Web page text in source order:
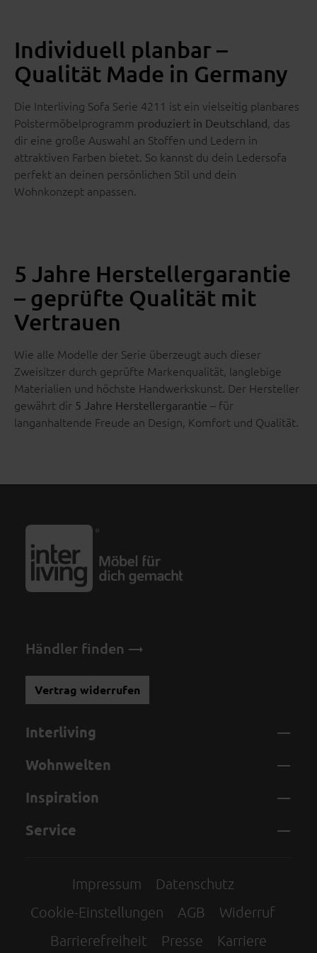
Individuell planbar –
Qualität Made in Germany
Die Interliving Sofa Serie 4211 ist ein vielseitig planbares
Polstermöbelprogramm produziert in Deutschland, das
dir eine große Auswahl an Stoffen und Ledern in
attraktiven Farben bietet. So kannst du dein Ledersofa
perfekt an deinen persönlichen Stil und dein
Wohnkonzept anpassen.
5 Jahre Herstellergarantie
– geprüfte Qualität mit
Vertrauen
Wie alle Modelle der Serie überzeugt auch dieser
Zweisitzer durch geprüfte Markenqualität, langlebige
Materialien und höchste Handwerkskunst. Der Hersteller
gewährt dir 5 Jahre Herstellergarantie – für
langanhaltende Freude an Design, Komfort und Qualität.
Händler finden
Vertrag widerrufen
Interliving
Wohnwelten
Inspiration
Service
Impressum
Datenschutz
Cookie-Einstellungen
AGB
Widerruf
Barrierefreiheit
Presse Karriere